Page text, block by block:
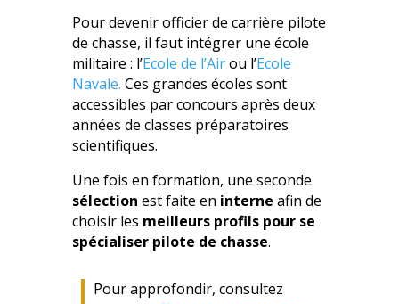
Pour devenir officier de carrière pilote
de chasse, il faut intégrer une école
militaire : l’Ecole de l’Airou l’Ecole
Navale. Ces grandes écoles sont
accessibles par concours après deux
années de classes préparatoires
scientifiques.
Une fois en formation, une seconde
sélection est faite en interne afin de
choisir les meilleurs profils pour se
spécialiser pilote de chasse.
Pour approfondir, consultez